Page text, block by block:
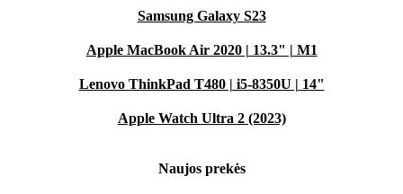
Samsung Galaxy S23
Apple MacBook Air 2020 | 13.3" | M1
Lenovo ThinkPad T480 | i5-8350U | 14"
Apple Watch Ultra 2 (2023)
Naujos prekės